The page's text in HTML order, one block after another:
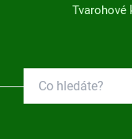
Tvarohové